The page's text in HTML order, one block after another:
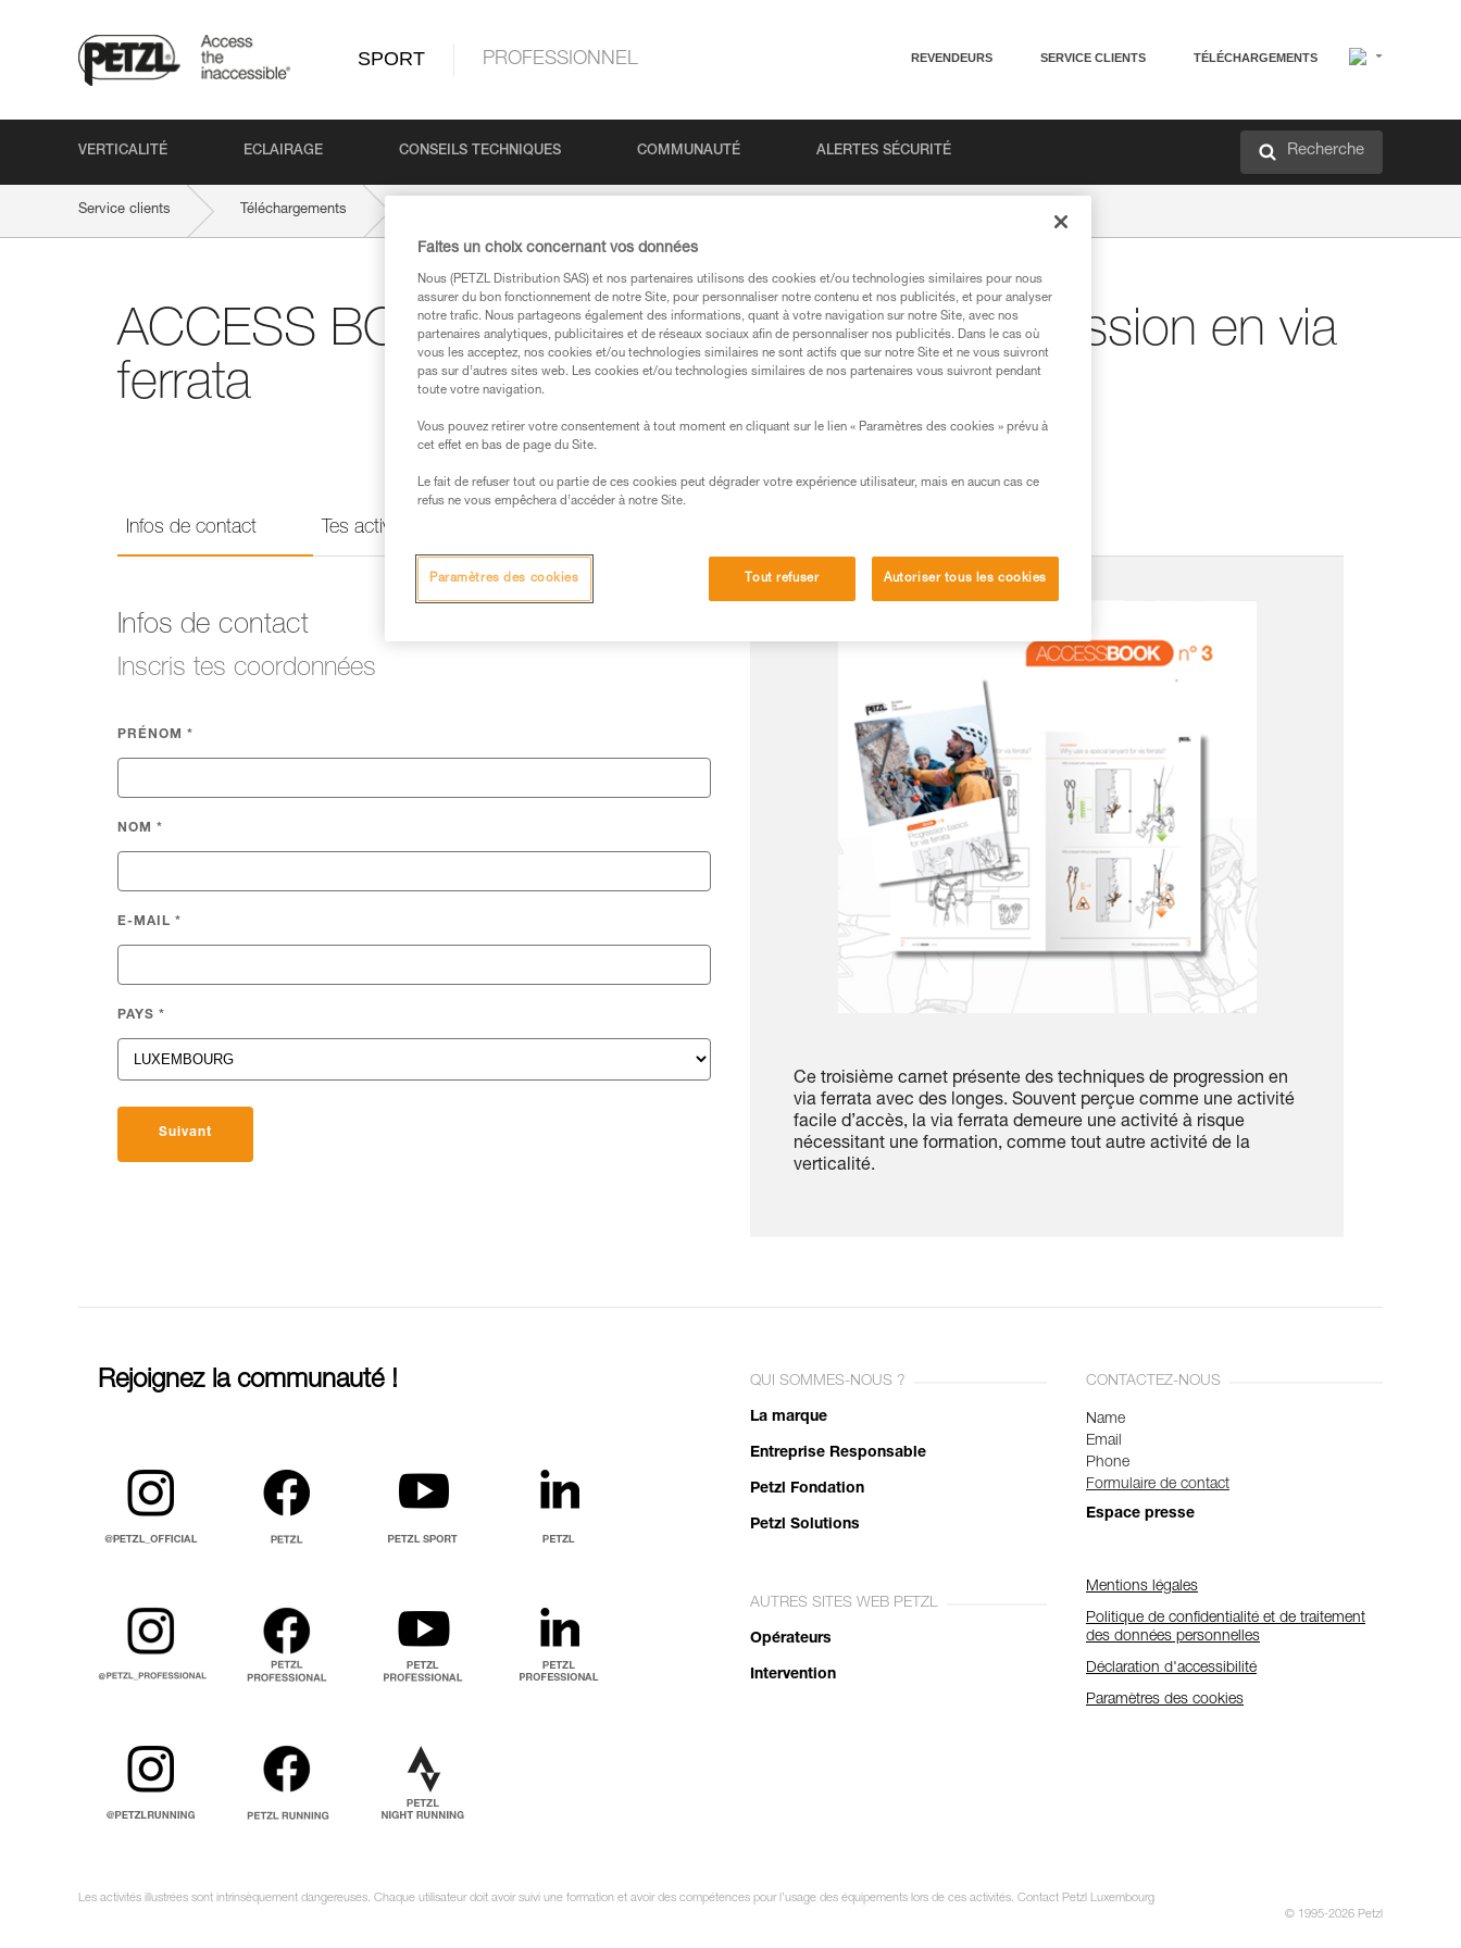
SPORT PROFESSIONNEL REVENDEURS SERVICE CLIENTS TÉLÉCHARGEMENTS
VERTICALITÉ ECLAIRAGE CONSEILS TECHNIQUES COMMUNAUTÉ ALERTES SÉCURITÉ Recherche
Service clients Téléchargements
ACCESS BOOK n°3 : Basiques de la progression en via
ferrata
Infos de contact Tes activités
Infos de contact
Inscris tes coordonnées
PRÉNOM *
NOM *
E-MAIL *
PAYS *
Suivant
Ce troisième carnet présente des techniques de progression en
via ferrata avec des longes. Souvent perçue comme une activité
facile d’accès, la via ferrata demeure une activité à risque
nécessitant une formation, comme tout autre activité de la
verticalité.
Rejoignez la communauté ! QUI SOMMES-NOUS ?
La marque
Entreprise Responsable
Petzl Fondation
Petzl Solutions
AUTRES SITES WEB PETZL
Opérateurs
Intervention
CONTACTEZ-NOUS
Name
Email
Phone
Formulaire de contact
Espace presse
Mentions légales
Politique de confidentialité et de traitement
des données personnelles
Déclaration d'accessibilité
Paramètres des cookies
Les activités illustrées sont intrinsèquement dangereuses. Chaque utilisateur doit avoir suivi une formation et avoir des compétences pour l’usage des équipements lors de ces activités. Contact Petzl Luxembourg
© 1995-2026 Petzl
Faites un choix concernant vos données
Nous (PETZL Distribution SAS) et nos partenaires utilisons des cookies et/ou technologies similaires pour nous
assurer du bon fonctionnement de notre Site, pour personnaliser notre contenu et nos publicités, et pour analyser
notre trafic. Nous partageons également des informations, quant à votre navigation sur notre Site, avec nos
partenaires analytiques, publicitaires et de réseaux sociaux afin de personnaliser nos publicités. Dans le cas où
vous les acceptez, nos cookies et/ou technologies similaires ne sont actifs que sur notre Site et ne vous suivront
pas sur d’autres sites web. Les cookies et/ou technologies similaires de nos partenaires vous suivront pendant
toute votre navigation.
Vous pouvez retirer votre consentement à tout moment en cliquant sur le lien « Paramètres des cookies » prévu à
cet effet en bas de page du Site.
Le fait de refuser tout ou partie de ces cookies peut dégrader votre expérience utilisateur, mais en aucun cas ce
refus ne vous empêchera d’accéder à notre Site.
Tout refuser Autoriser tous les cookies
Paramètres des cookies